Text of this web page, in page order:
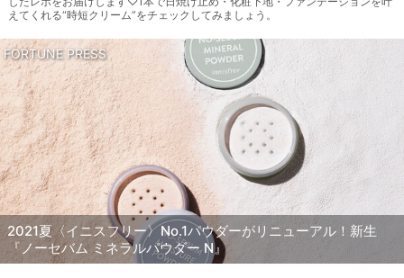
えてくれる“時短クリーム”をチェックしてみましょう。
FORTUNE PRESS
2021夏〈イニスフリー〉No.1パウダーがリニューアル！新生
『ノーセバム ミネラルパウダー N』